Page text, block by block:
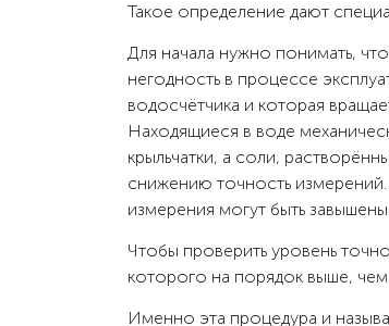
Такое определение дают
Для начала нужно понимать,
негодность в процессе
водосчётчика и которая
Находящиеся в воде
крыльчатки, а соли,
снижению точность измерений.
измерения могут быть
Чтобы проверить уровень
которого на порядок выше,
Именно эта процедура и